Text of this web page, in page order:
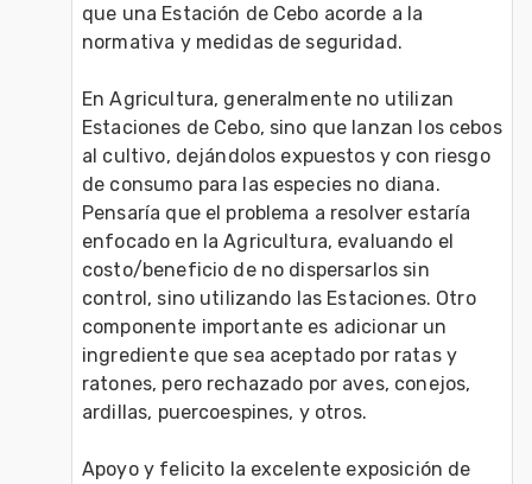
que una Estación de Cebo acorde a la
normativa y medidas de seguridad.
En Agricultura, generalmente no utilizan
Estaciones de Cebo, sino que lanzan los cebos
al cultivo, dejándolos expuestos y con riesgo
de consumo para las especies no diana.
Pensaría que el problema a resolver estaría
enfocado en la Agricultura, evaluando el
costo/beneficio de no dispersarlos sin
control, sino utilizando las Estaciones. Otro
componente importante es adicionar un
ingrediente que sea aceptado por ratas y
ratones, pero rechazado por aves, conejos,
ardillas, puercoespines, y otros.
Apoyo y felicito la excelente exposición de